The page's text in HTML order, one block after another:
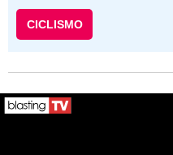
CICLISMO